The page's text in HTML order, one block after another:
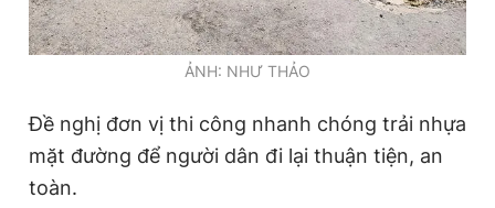
Hotline Liên hệ quảng cáo
0908 780 404
Đặt báo Quảng cáo RSS Tòa soạn Chính sách bảo
Tổng biên tập: Nguyễn Ngọc Toàn
Phó tổng biên tập thường trực: Hải Thành
ẢNH: NHƯ THẢO
Đề nghị đơn vị thi công nhanh chóng trải nhựa
mặt đường để người dân đi lại thuận tiện, an
toàn.